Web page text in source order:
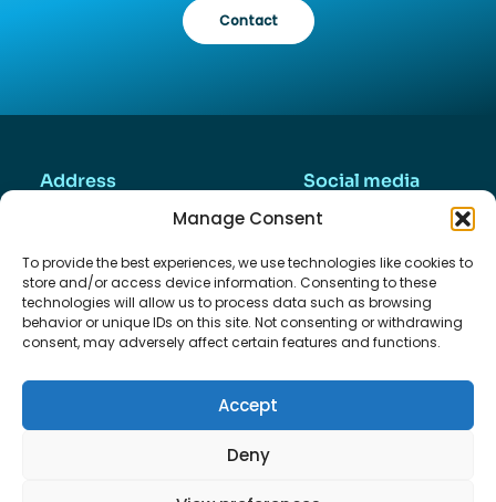
Manage Consent
To provide the best experiences, we use technologies like cookies to
store and/or access device information. Consenting to these
technologies will allow us to process data such as browsing
behavior or unique IDs on this site. Not consenting or withdrawing
consent, may adversely affect certain features and functions.
Accept
Deny
Contact
Address
The Netherlands
Contact
Info@Artus3D.com
Business Hours
09:00 - 17:00
Social media